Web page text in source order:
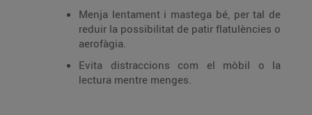
Menja lentament i mastega bé, per tal de
reduir la possibilitat de patir flatulències o
aerofàgia.
Evita distraccions com el mòbil o la
lectura mentre menges.